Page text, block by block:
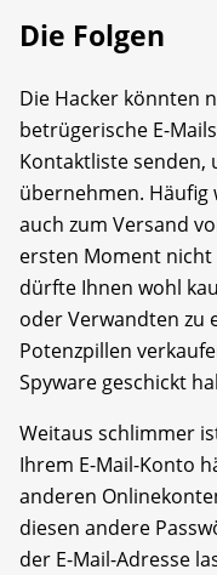
Die Folgen
Die Hacker könnten
betrügerische E-
Kontaktliste senden,
übernehmen. Häufig
auch zum Versand
ersten Moment nicht
dürfte Ihnen wohl
oder Verwandten zu
Potenzpillen
Spyware geschickt
Weitaus schlimmer
Ihrem E-Mail-Konto
anderen
diesen andere
der E-Mail-Adresse